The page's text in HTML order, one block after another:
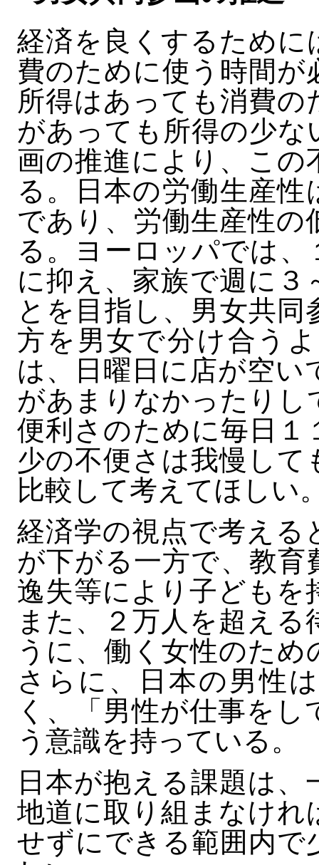
経済を良くするために
費のために使う時間
所得はあっても消費
があっても所得の少
画の推進により、こ
る。日本の労働生産
であり、労働生産性
る。ヨーロッパでは
に抑え、家族で週に
とを目指し、男女共
方を男女で分け合う
は、日曜日に店が空
があまりなかったり
便利さのために毎日１
少の不便さは我慢し
比較して考えてほしい
経済学の視点で考える
が下がる一方で、教
逸失等により子どもを
また、２万人を超え
うに、働く女性のた
さらに、日本の男性
く、「男性が仕事を
う意識を持っている。
日本が抱える課題は
地道に取り組まなけれ
せずにできる範囲内で